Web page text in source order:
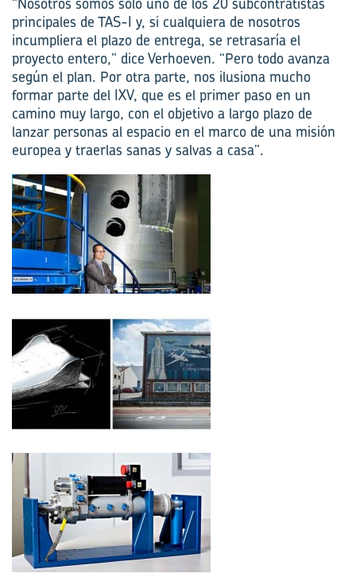
principales de TAS-I y, si cualquiera de nosotros
incumpliera el plazo de entrega, se retrasaría el
proyecto entero,” dice Verhoeven. “Pero todo avanza
según el plan. Por otra parte, nos ilusiona mucho
formar parte del IXV, que es el primer paso en un
camino muy largo, con el objetivo a largo plazo de
lanzar personas al espacio en el marco de una misión
europea y traerlas sanas y salvas a casa”.